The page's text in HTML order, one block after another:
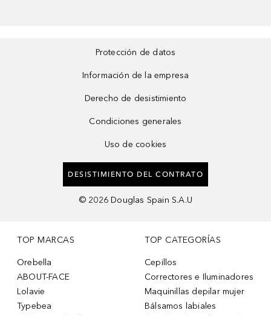
Protección de datos
Información de la empresa
Derecho de desistimiento
Condiciones generales
Uso de cookies
DESISTIMIENTO DEL CONTRATO
© 2026 Douglas Spain S.A.U
TOP MARCAS
Orebella
ABOUT-FACE
Lolavie
Typebea
TOP CATEGORÍAS
Cepillos
Correctores e Iluminadores
Maquinillas depilar mujer
Bálsamos labiales